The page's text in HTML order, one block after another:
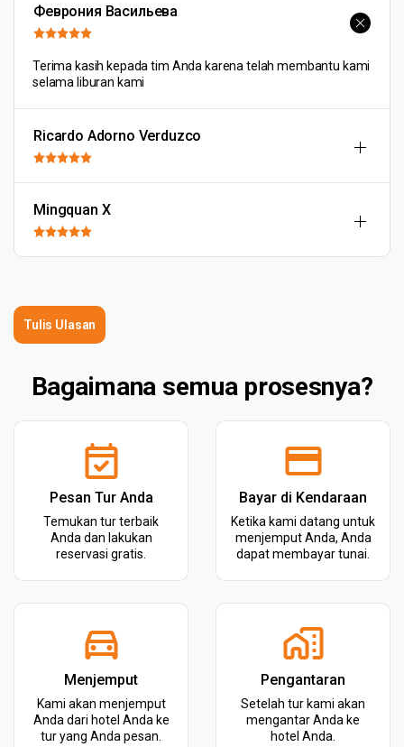
Феврония Васильева
Terima kasih kepada tim Anda karena telah membantu kami
selama liburan kami
Ricardo Adorno Verduzco
Mingquan X
Tulis Ulasan
Bagaimana semua prosesnya?
Pesan Tur Anda
Temukan tur terbaik
Anda dan lakukan
reservasi gratis.
Bayar di Kendaraan
Ketika kami datang untuk
menjemput Anda, Anda
dapat membayar tunai.
Menjemput
Kami akan menjemput
Anda dari hotel Anda ke
tur yang Anda pesan.
Pengantaran
Setelah tur kami akan
mengantar Anda ke
hotel Anda.